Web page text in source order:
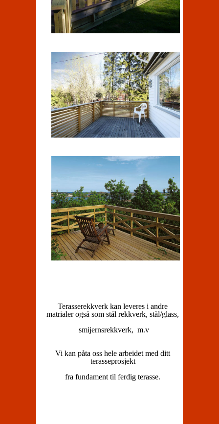
Terasserekkverk kan leveres i andre
matrialer også som stål rekkverk, stål/glass,
smijernsrekkverk, m.v
Vi kan påta oss hele arbeidet med ditt
terasseprosjekt
fra fundament til ferdig terasse.